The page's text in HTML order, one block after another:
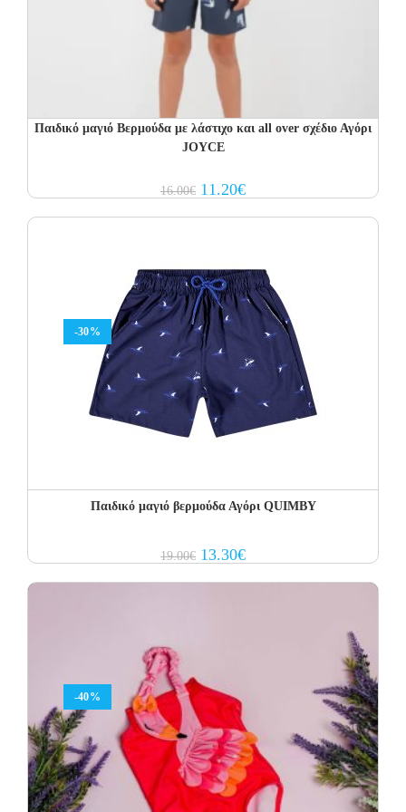
Παιδικό μαγιό Βερμούδα με λάστιχο και all over σχέδιο Αγόρι
JOYCE
16.00€ Original
price
11.20€Current
price
-30%
Παιδικό μαγιό βερμούδα Αγόρι QUIMBY
19.00€ Original
price
13.30€Current
price
-40%